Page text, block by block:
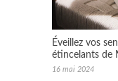
Éveillez vos
étincelants de
16 mai 2024